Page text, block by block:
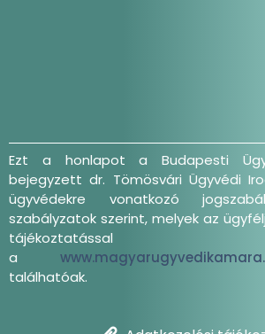
Ezt a honlapot a Budapesti
bejegyzett dr. Tömösvári Ügyvédi
ügyvédekre vonatkozó
szabályzatok szerint, melyek az
a
találhatóak.